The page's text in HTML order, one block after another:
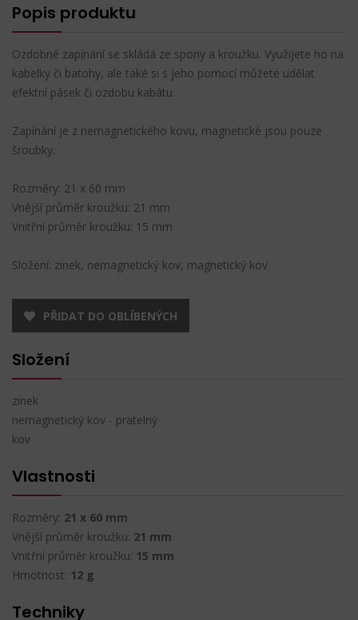
Popis produktu
Ozdobné zapínání se skládá ze spony a kroužku. Využijete ho na
kabelky či batohy, ale také si s jeho pomocí můžete udělat
efektní pásek či ozdobu kabátu.
Zapínání je z nemagnetického kovu, magnetické jsou pouze
šroubky.
Rozměry: 21 x 60 mm
Vnější průměr kroužku: 21 mm
Vnitřní průměr kroužku: 15 mm
Složení: zinek, nemagnetický kov, magnetický kov
PŘIDAT DO OBLÍBENÝCH
Složení
zinek
nemagnetický kov - pratelný
kov
Vlastnosti
Rozměry: 21 x 60 mm
Vnější průměr kroužku: 21 mm
Vnitřní průměr kroužku: 15 mm
Hmotnost: 12 g
Techniky